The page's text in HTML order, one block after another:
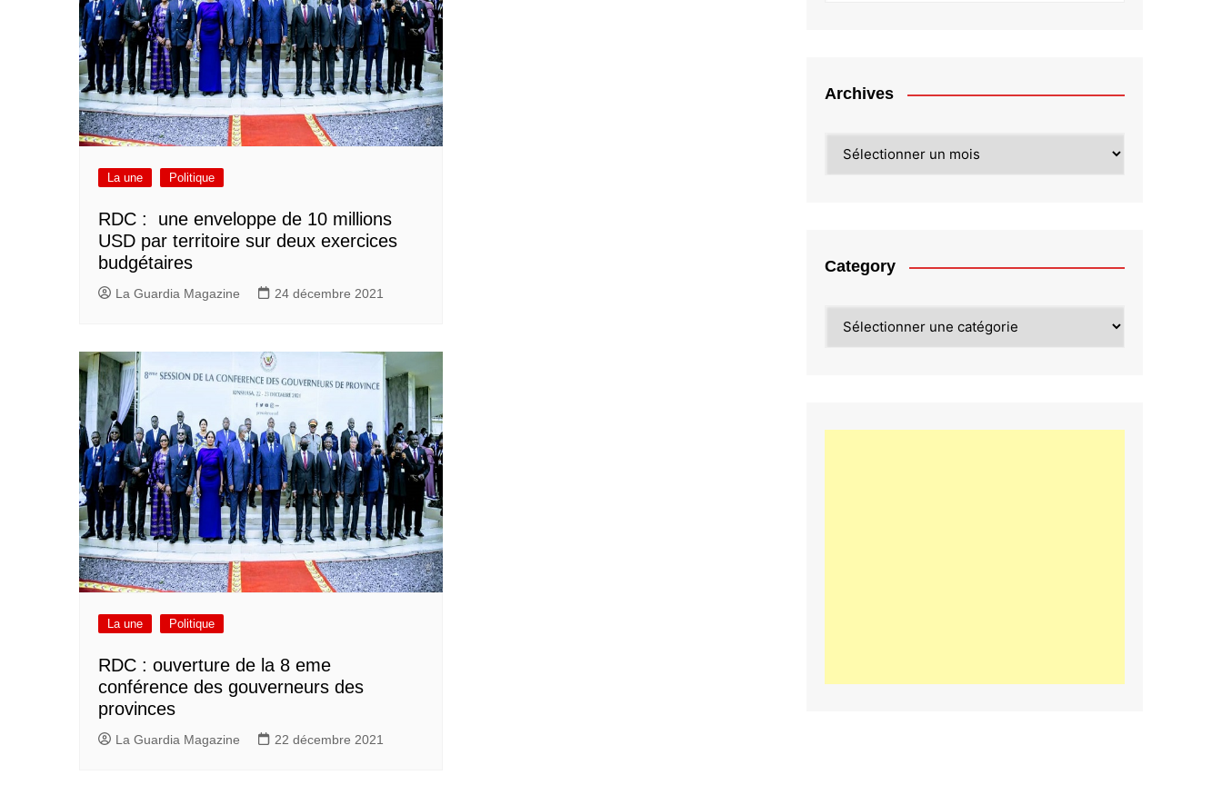
La une Politique
RDC : une enveloppe de 10 millions
USD par territoire sur deux exercices
budgétaires
La Guardia Magazine 24 décembre 2021
La une Politique
RDC : ouverture de la 8 eme
conférence des gouverneurs des
provinces
La Guardia Magazine 22 décembre 2021
Archives
Category